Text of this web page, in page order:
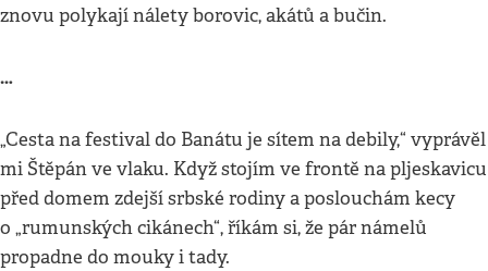
znovu polykají nálety borovic, akátů a bučin.
…
„Cesta na festival do Banátu je sítem na debily,“ vyprávěl
mi Štěpán ve vlaku. Když stojím ve frontě na pljeskavicu
před domem zdejší srbské rodiny a poslouchám kecy
o „rumunských cikánech“, říkám si, že pár námelů
propadne do mouky i tady.